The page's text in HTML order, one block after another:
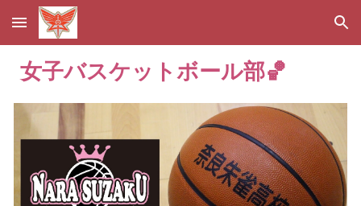
Skip to main content Skip to navigation
女子バスケットボール部🏀